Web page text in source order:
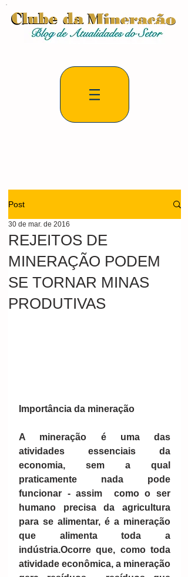
Post
REJEITOS DE
MINERAÇÃO PODEM
SE TORNAR MINAS
PRODUTIVAS
30 de mar. de 2016
Importância da mineração
A mineração é uma das
atividades essenciais da
economia, sem a qual
praticamente nada pode
funcionar - assim  como o ser
humano precisa da agricultura
para se alimentar, é a mineração
que alimenta toda a
indústria.Ocorre que, como toda
atividade econômica, a mineração